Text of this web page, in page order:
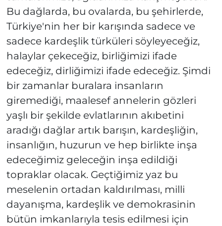
Bu dağlarda, bu ovalarda, bu şehirlerde,
Türkiye'nin her bir karışında sadece ve
sadece kardeşlik türküleri söyleyeceğiz,
halaylar çekeceğiz, birliğimizi ifade
edeceğiz, dirliğimizi ifade edeceğiz. Şimdi
bir zamanlar buralara insanların
giremediği, maalesef annelerin gözleri
yaşlı bir şekilde evlatlarının akıbetini
aradığı dağlar artık barışın, kardeşliğin,
insanlığın, huzurun ve hep birlikte inşa
edeceğimiz geleceğin inşa edildiği
topraklar olacak. Geçtiğimiz yaz bu
meselenin ortadan kaldırılması, milli
dayanışma, kardeşlik ve demokrasinin
bütün imkanlarıyla tesis edilmesi için